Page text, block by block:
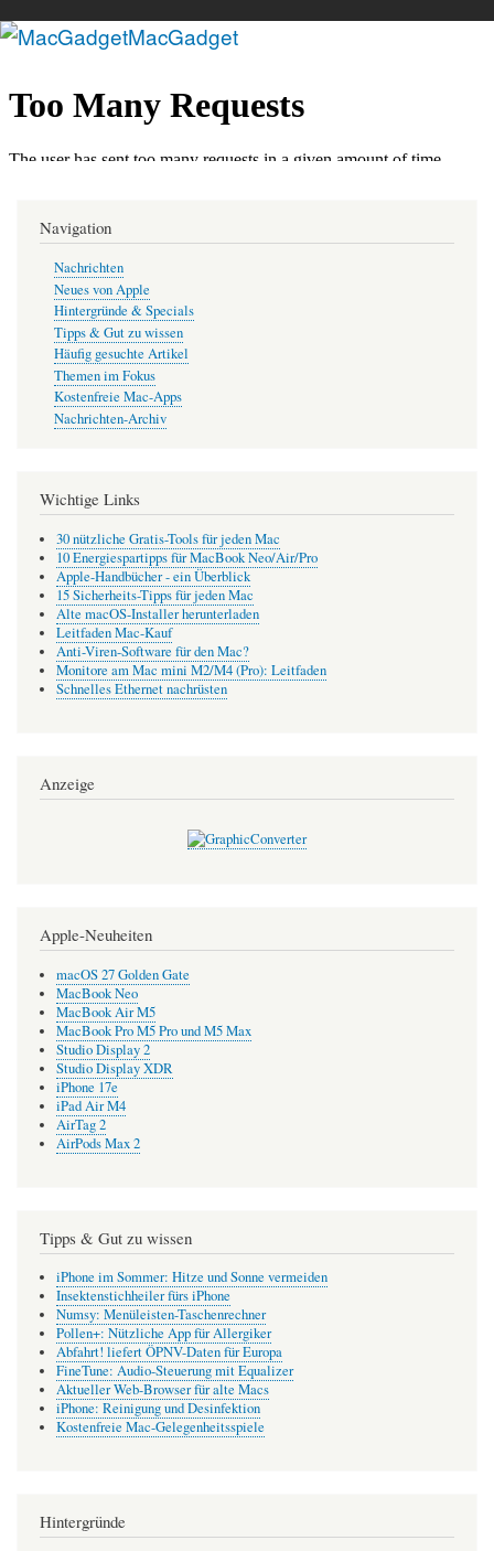
MacGadget
Navigation
Nachrichten
Neues von Apple
Hintergründe & Specials
Tipps & Gut zu wissen
Häufig gesuchte Artikel
Themen im Fokus
Kostenfreie Mac-Apps
Nachrichten-Archiv
Wichtige Links
30 nützliche Gratis-Tools für jeden Mac
10 Energiespartipps für MacBook Neo/Air/Pro
Apple-Handbücher - ein Überblick
15 Sicherheits-Tipps für jeden Mac
Alte macOS-Installer herunterladen
Leitfaden Mac-Kauf
Anti-Viren-Software für den Mac?
Monitore am Mac mini M2/M4 (Pro): Leitfaden
Schnelles Ethernet nachrüsten
Anzeige
Apple-Neuheiten
macOS 27 Golden Gate
MacBook Neo
MacBook Air M5
MacBook Pro M5 Pro und M5 Max
Studio Display 2
Studio Display XDR
iPhone 17e
iPad Air M4
AirTag 2
AirPods Max 2
Tipps & Gut zu wissen
iPhone im Sommer: Hitze und Sonne vermeiden
Insektenstichheiler fürs iPhone
Numsy: Menüleisten-Taschenrechner
Pollen+: Nützliche App für Allergiker
Abfahrt! liefert ÖPNV-Daten für Europa
FineTune: Audio-Steuerung mit Equalizer
Aktueller Web-Browser für alte Macs
iPhone: Reinigung und Desinfektion
Kostenfreie Mac-Gelegenheitsspiele
Hintergründe